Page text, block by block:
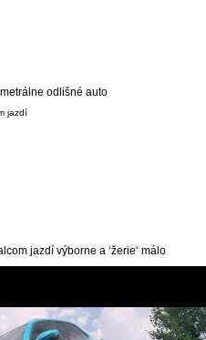
odlišné auto
jazdí výborne a ‘žerie‘ málo